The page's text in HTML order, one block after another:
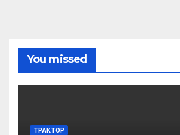
You missed
ТРАКТОР